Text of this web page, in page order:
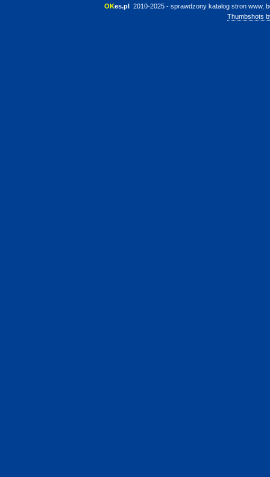
OKes.pl 2010-2025 - sprawdzony katalog stron www,
Thumbshots